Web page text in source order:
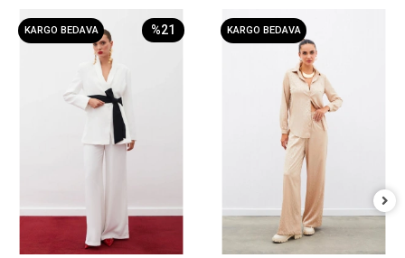
KARGO BEDAVA %21 KARGO BEDAVA